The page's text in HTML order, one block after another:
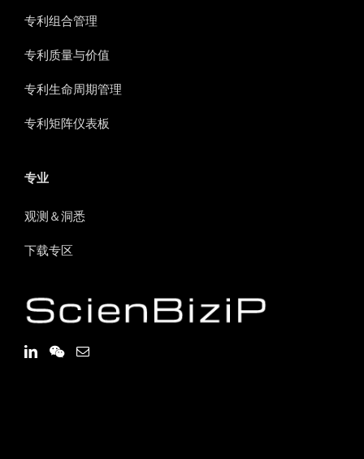
专利组合管理
专利质量与价值
专利生命周期管理
专利矩阵仪表板
专业
观测＆洞悉
下载专区